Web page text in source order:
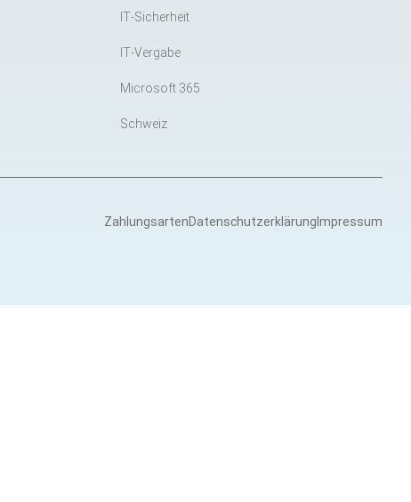
Realität
Alle Blogeinträge
IT-Sicherheit
IT-Vergabe
Microsoft 365
Schweiz
ZahlungsartenDatenschutzerklärung Impressum